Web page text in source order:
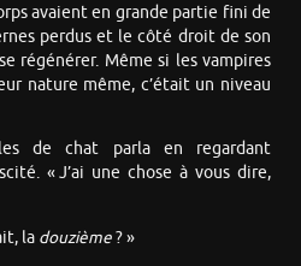
avaient en grande partie fini de
perdus et le côté droit de son
régénérer. Même si les vampires
nature même, c’était un niveau
de chat parla en regardant
« J’ai une chose à vous dire,
la douzième? »